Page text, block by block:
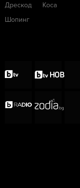
Дрескод
Шопинг
Коса